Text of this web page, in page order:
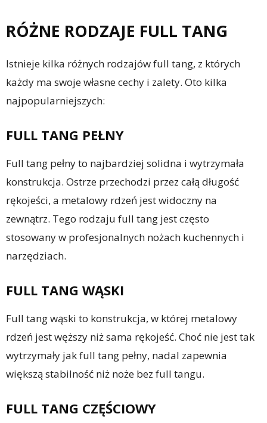
RÓŻNE RODZAJE FULL TANG
Istnieje kilka różnych rodzajów full tang, z których
każdy ma swoje własne cechy i zalety. Oto kilka
najpopularniejszych:
FULL TANG PEŁNY
Full tang pełny to najbardziej solidna i wytrzymała
konstrukcja. Ostrze przechodzi przez całą długość
rękojeści, a metalowy rdzeń jest widoczny na
zewnątrz. Tego rodzaju full tang jest często
stosowany w profesjonalnych nożach kuchennych i
narzędziach.
FULL TANG WĄSKI
Full tang wąski to konstrukcja, w której metalowy
rdzeń jest węższy niż sama rękojeść. Choć nie jest tak
wytrzymały jak full tang pełny, nadal zapewnia
większą stabilność niż noże bez full tangu.
FULL TANG CZĘŚCIOWY